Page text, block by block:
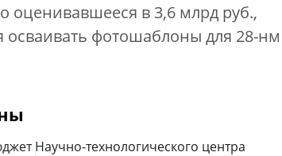
оценивавшееся в 3,6 млрд руб.,
фотошаблоны для 28-нм
Научно-технологического центра